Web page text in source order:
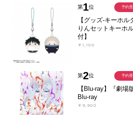
第1位
【グッズ-キーホ
りんセットキーホ
付】
￥1,100
予約
第2位
【Blu-ray】『劇場
Blu-ray
￥9,900
予約